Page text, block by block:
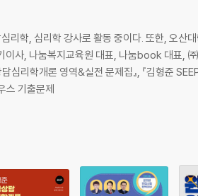
학, 심리학 강사로 활동 중이다. 또한, 오산
사, 나눔복지교육원 대표, 나눔book 대표,
심리학개론 영역&실전 문제집』, 『김형준
스 기출문제